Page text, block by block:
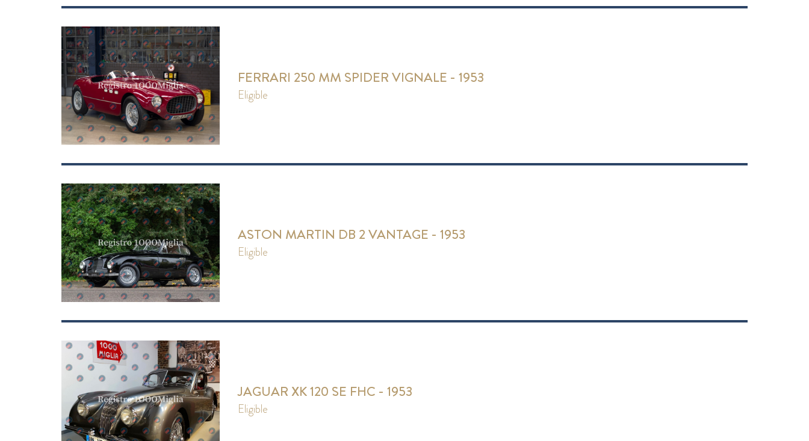
FERRARI 250 MM SPIDER VIGNALE - 1953
eligible
ASTON MARTIN DB 2 VANTAGE - 1953
eligible
JAGUAR XK 120 SE FHC - 1953
eligible